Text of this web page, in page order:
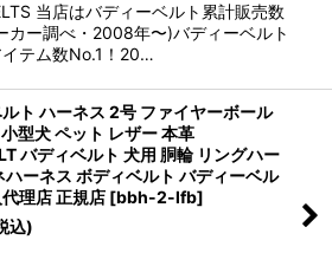
当店はバディーベルト累計販売数
カー調べ・2008年〜)バディーベルト
テム数No.1！20…
ト ハーネス 2号 ファイヤーボール
型犬 ペット レザー 本革
バディベルト 犬用 胴輪 リングハー
ハーネス ボディベルト バディーベル
代理店 正規店 [bbh-2-lfb]
込)